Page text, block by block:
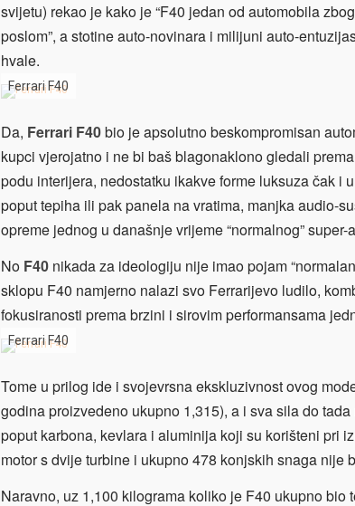
svijetu) rekao je kako je “F40 jedan od automobila
poslom”, a stotine auto-novinara i milijuni auto-
hvale.
Ferrari F40
Da, Ferrari F40bio je apsolutno beskompromisan
kupci vjerojatno i ne bi baš blagonaklono gledali
podu interijera, nedostatku ikakve forme luksuza čak i
poput tepiha ili pak panela na vratima, manjka audio-
opreme jednog u današnje vrijeme “normalnog” super-
No F40 nikada za ideologiju nije imao pojam
sklopu F40 namjerno nalazi svo Ferrarijevo ludilo,
fokusiranosti prema brzini i sirovim performansama
Ferrari F40
Tome u prilog ide i svojevrsna ekskluzivnost ovog
godina proizvedeno ukupno 1,315), a i sva sila do
poput karbona, kevlara i aluminija koji su korišteni pri
motor s dvije turbine i ukupno 478 konjskih snaga nije
Naravno, uz 1,100 kilograma koliko je F40 ukupno bio